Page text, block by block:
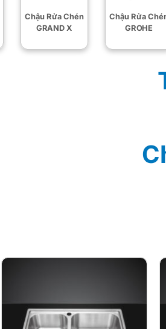
Chậu Rửa Chén
GRAND X
Chậu Rửa
GROHE